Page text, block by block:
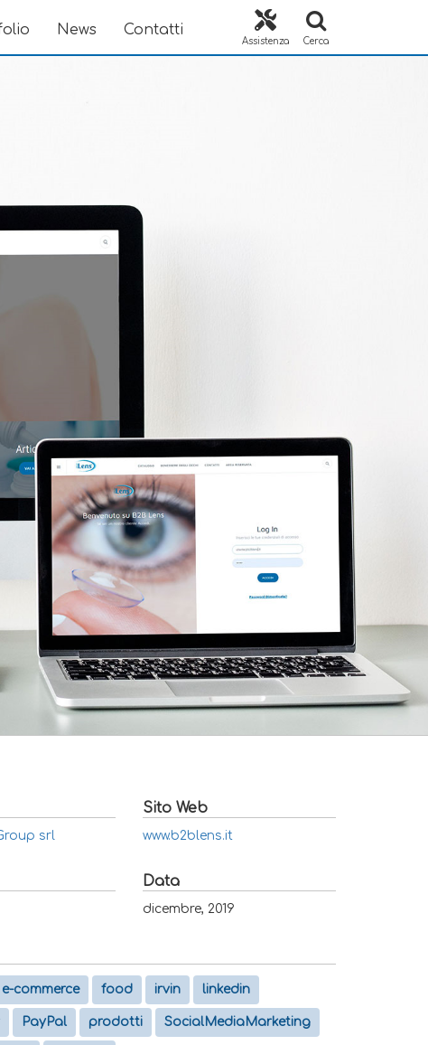
News Contatti
Assistenza Cerca
srl
Sito Web
www.b2blens.it
Data
dicembre, 2019
e-commerce food irvin linkedin
PayPal prodotti SocialMediaMarketing